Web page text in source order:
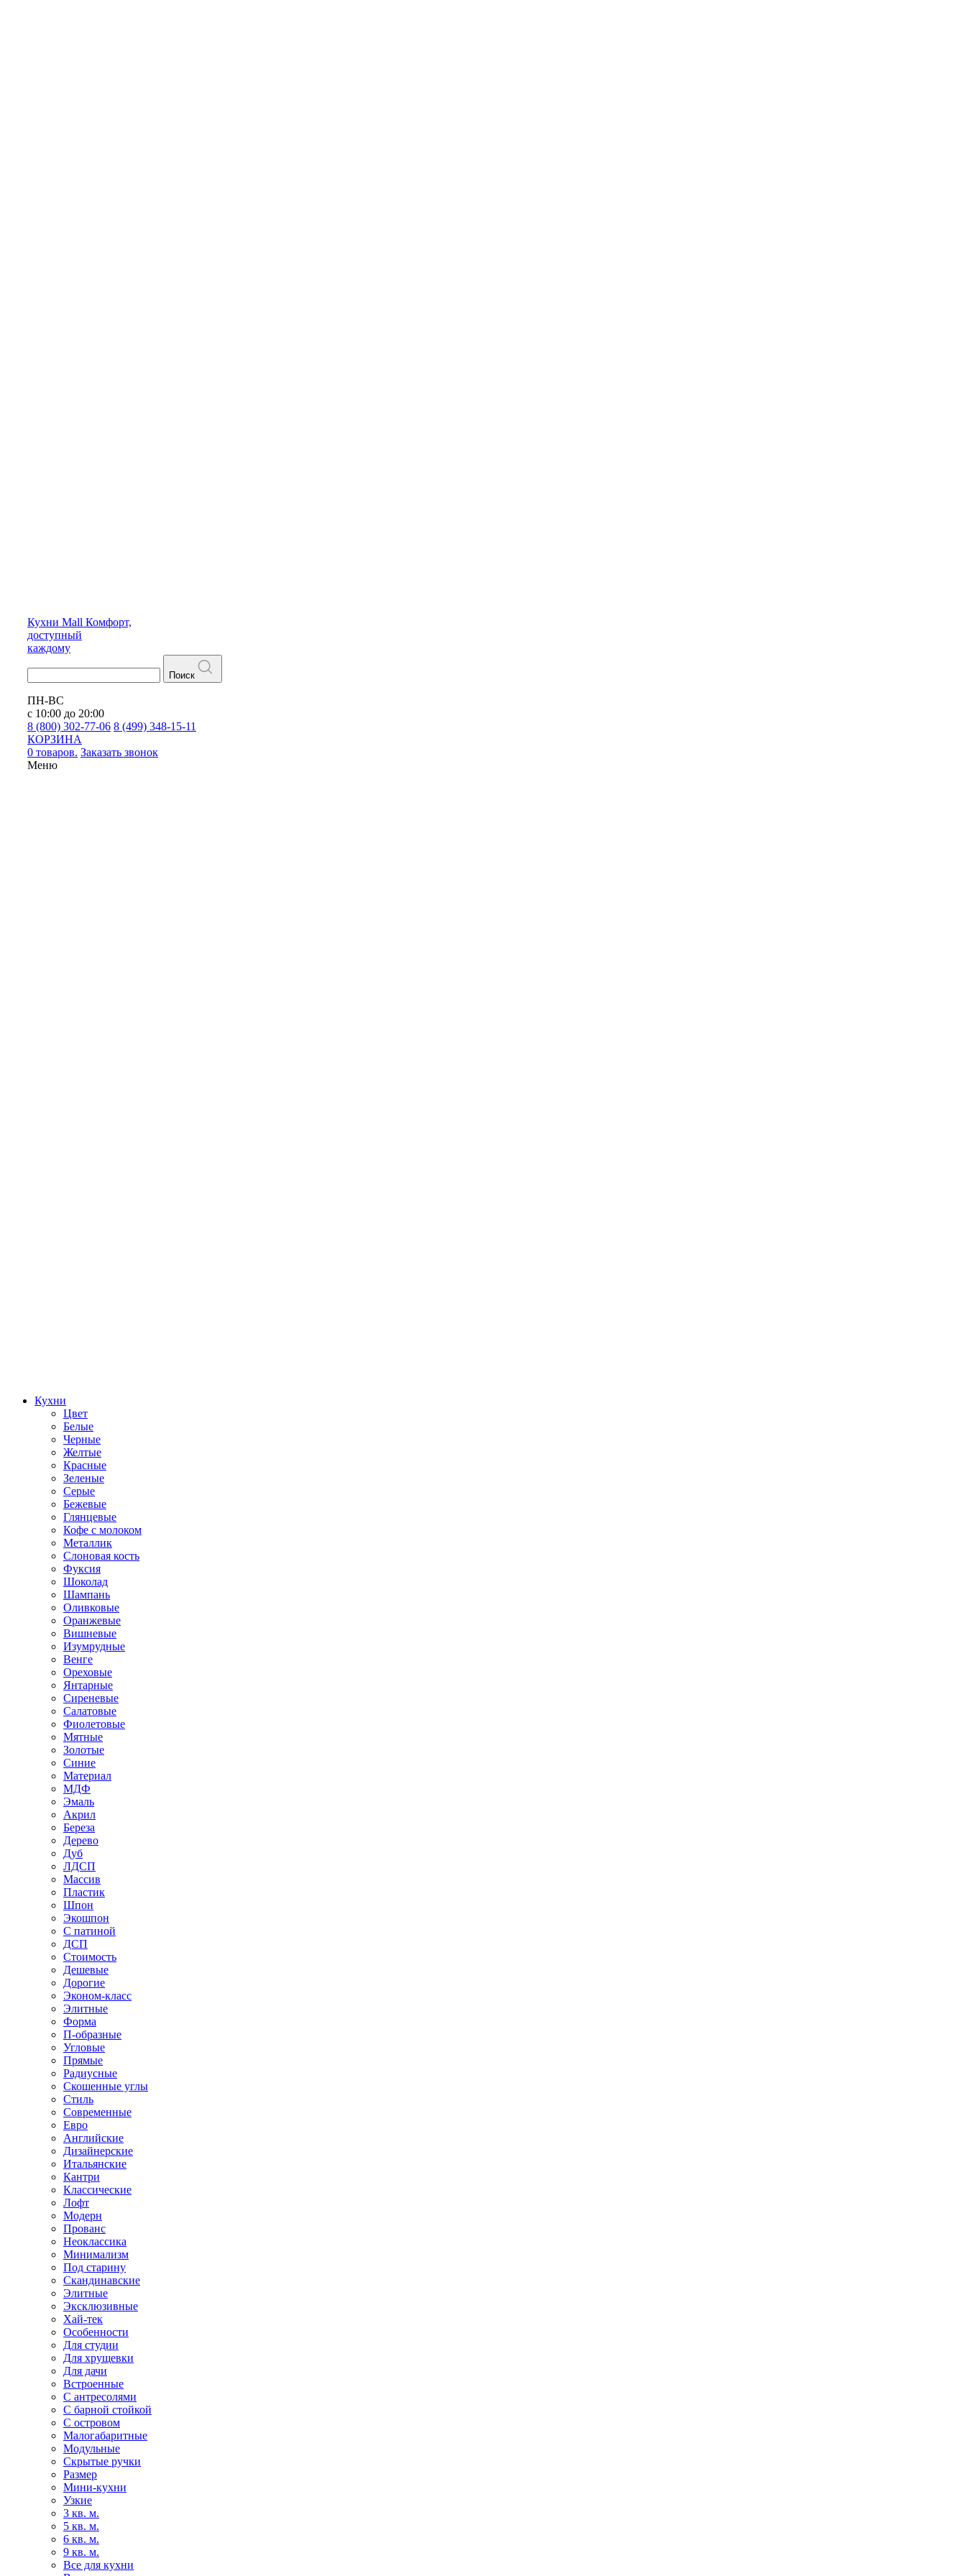
Кухни Mall Комфорт,
доступный
каждому
Поиск
ПН-ВС
с 10:00 до 20:00
8 (800) 302-77-06 8 (499) 348-15-11
КОРЗИНА
0 товаров. Заказать звонок
Меню
Кухни
Цвет
Белые
Черные
Желтые
Красные
Зеленые
Серые
Бежевые
Глянцевые
Кофе с молоком
Металлик
Слоновая кость
Фуксия
Шоколад
Шампань
Оливковые
Оранжевые
Вишневые
Изумрудные
Венге
Ореховые
Янтарные
Сиреневые
Салатовые
Фиолетовые
Мятные
Золотые
Синие
Материал
МДФ
Эмаль
Акрил
Береза
Дерево
Дуб
ЛДСП
Массив
Пластик
Шпон
Экошпон
С патиной
ДСП
Стоимость
Дешевые
Дорогие
Эконом-класс
Элитные
Форма
П-образные
Угловые
Прямые
Радиусные
Скошенные углы
Стиль
Современные
Евро
Английские
Дизайнерские
Итальянские
Кантри
Классические
Лофт
Модерн
Прованс
Неоклассика
Минимализм
Под старину
Скандинавские
Элитные
Эксклюзивные
Хай-тек
Особенности
Для студии
Для хрущевки
Для дачи
Встроенные
С антресолями
С барной стойкой
С островом
Малогабаритные
Модульные
Скрытые ручки
Размер
Мини-кухни
Узкие
3 кв. м.
5 кв. м.
6 кв. м.
9 кв. м.
Все для кухни